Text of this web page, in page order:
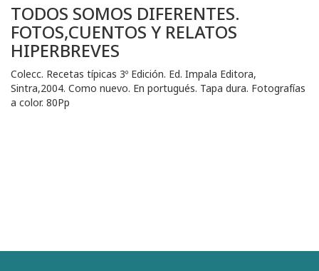
TODOS SOMOS DIFERENTES.
FOTOS,CUENTOS Y RELATOS
HIPERBREVES
Colecc. Recetas típicas 3º Edición. Ed. Impala Editora,
Sintra,2004. Como nuevo. En portugués. Tapa dura. Fotografías
a color. 80Pp